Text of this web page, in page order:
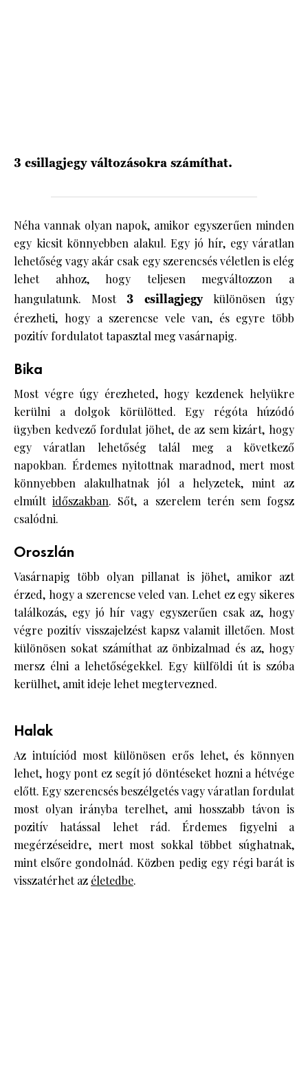
3 csillagjegy változásokra számíthat.
Néha vannak olyan napok, amikor egyszerűen minden
egy kicsit könnyebben alakul. Egy jó hír, egy váratlan
lehetőség vagy akár csak egy szerencsés véletlen is elég
lehet ahhoz, hogy teljesen megváltozzon a
hangulatunk. Most 3 csillagjegykülönösen úgy
érezheti, hogy a szerencse vele van, és egyre több
pozitív fordulatot tapasztal meg vasárnapig.
Bika
Most végre úgy érezheted, hogy kezdenek helyükre
kerülni a dolgok körülötted. Egy régóta húzódó
ügyben kedvező fordulat jöhet, de az sem kizárt, hogy
egy váratlan lehetőség talál meg a következő
napokban. Érdemes nyitottnak maradnod, mert most
könnyebben alakulhatnak jól a helyzetek, mint az
elmúltidőszakban. Sőt, a szerelem terén sem fogsz
csalódni.
Oroszlán
Vasárnapig több olyan pillanat is jöhet, amikor azt
érzed, hogy a szerencse veled van. Lehet ez egy sikeres
találkozás, egy jó hír vagy egyszerűen csak az, hogy
végre pozitív visszajelzést kapsz valamit illetően. Most
különösen sokat számíthat az önbizalmad és az, hogy
mersz élni a lehetőségekkel. Egy külföldi út is szóba
kerülhet, amit ideje lehet megtervezned.
Halak
Az intuíciód most különösen erős lehet, és könnyen
lehet, hogy pont ez segít jó döntéseket hozni a hétvége
előtt. Egy szerencsés beszélgetés vagy váratlan fordulat
most olyan irányba terelhet, ami hosszabb távon is
pozitív hatással lehet rád. Érdemes figyelni a
megérzéseidre, mert most sokkal többet súghatnak,
mint elsőre gondolnád. Közben pedig egy régi barát is
visszatérhet az életedbe.